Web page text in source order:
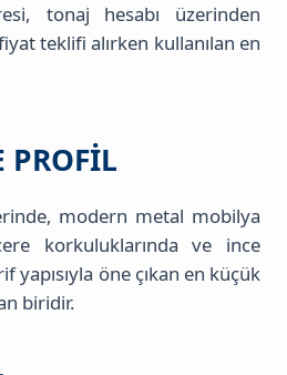
tonaj hesabı üzerinden
teklifi alırken kullanılan en
PROFIL
modern metal mobilya
korkuluklarında ve ince
yapısıyla öne çıkan en küçük
biridir.